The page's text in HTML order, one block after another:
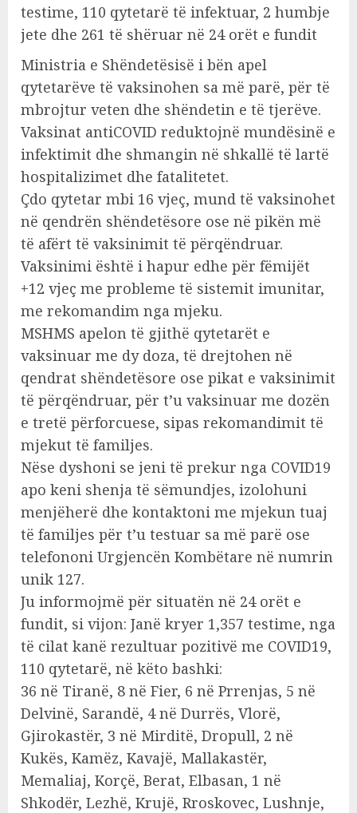
testime, 110 qytetarë të infektuar, 2 humbje
jete dhe 261 të shëruar në 24 orët e fundit
Ministria e Shëndetësisë i bën apel
qytetarëve të vaksinohen sa më parë, për të
mbrojtur veten dhe shëndetin e të tjerëve.
Vaksinat antiCOVID reduktojnë mundësinë e
infektimit dhe shmangin në shkallë të lartë
hospitalizimet dhe fatalitetet.
Çdo qytetar mbi 16 vjeç, mund të vaksinohet
në qendrën shëndetësore ose në pikën më
të afërt të vaksinimit të përqëndruar.
Vaksinimi është i hapur edhe për fëmijët
+12 vjeç me probleme të sistemit imunitar,
me rekomandim nga mjeku.
MSHMS apelon të gjithë qytetarët e
vaksinuar me dy doza, të drejtohen në
qendrat shëndetësore ose pikat e vaksinimit
të përqëndruar, për t’u vaksinuar me dozën
e tretë përforcuese, sipas rekomandimit të
mjekut të familjes.
Nëse dyshoni se jeni të prekur nga COVID19
apo keni shenja të sëmundjes, izolohuni
menjëherë dhe kontaktoni me mjekun tuaj
të familjes për t’u testuar sa më parë ose
telefononi Urgjencën Kombëtare në numrin
unik 127.
Ju informojmë për situatën në 24 orët e
fundit, si vijon: Janë kryer 1,357 testime, nga
të cilat kanë rezultuar pozitivë me COVID19,
110 qytetarë, në këto bashki:
36 në Tiranë, 8 në Fier, 6 në Prrenjas, 5 në
Delvinë, Sarandë, 4 në Durrës, Vlorë,
Gjirokastër, 3 në Mirditë, Dropull, 2 në
Kukës, Kamëz, Kavajë, Mallakastër,
Memaliaj, Korçë, Berat, Elbasan, 1 në
Shkodër, Lezhë, Krujë, Rroskovec, Lushnje,